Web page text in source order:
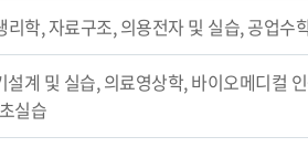
학, 자료구조, 의용전자 및 실습, 공업수
계 및 실습, 의료영상학, 바이오메디컬
실습